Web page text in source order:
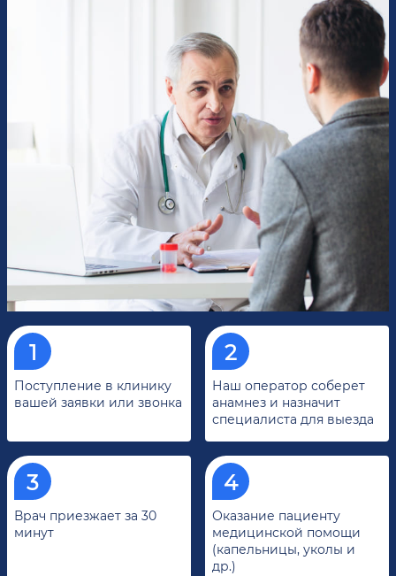
Поступление в клинику
вашей заявки или звонка
Наш оператор соберет
анамнез и назначит
специалиста для выезда
Врач приезжает за 30
минут
Оказание пациенту
медицинской помощи
(капельницы, уколы и
др.)